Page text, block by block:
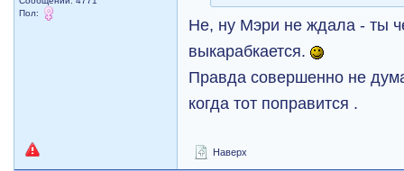
Пол:
Не, ну Mэри не ждала - ты
выкарабкается.
Правда совершенно не
когда тот поправится .
Наверх